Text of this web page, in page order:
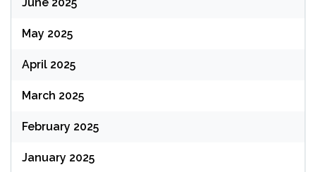
June 2025
May 2025
April 2025
March 2025
February 2025
January 2025